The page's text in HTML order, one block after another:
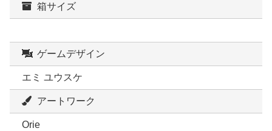
箱サイズ
ゲームデザイン
エミ ユウスケ
アートワーク
Orie